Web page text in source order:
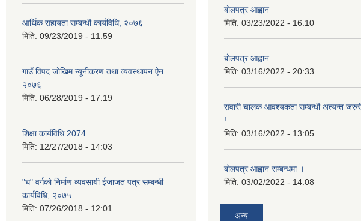
आर्थिक सहायता सम्बन्धी कार्यविधि, २०७६
मिति: 09/23/2019 - 11:59
गाउँ विपद जोखिम न्यूनीकरण तथा व्यवस्थापन ऐन
२०७६
मिति: 06/28/2019 - 17:19
शिक्षा कार्यविधि 2074
मिति: 12/27/2018 - 14:03
"घ" वर्गको निर्माण व्यवसायी ईजाजत पत्र सम्बन्धी
कार्यविधि, २०७५
मिति: 07/26/2018 - 12:01
बोलपत्र आह्वान
मिति: 03/23/2022 - 16:10
बोलपत्र आह्वान
मिति: 03/16/2022 - 20:33
सवारी चालक आवश्यकता सम्बन्धी अत्यन्त
!
मिति: 03/16/2022 - 13:05
बोलपत्र आह्वान सम्बन्धमा ।
मिति: 03/02/2022 - 14:08
अन्य